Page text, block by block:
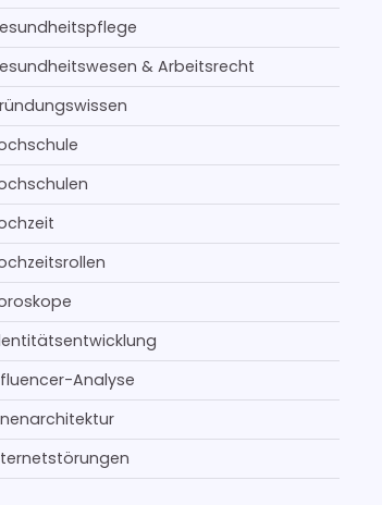
& Arbeitsrecht
Analyse